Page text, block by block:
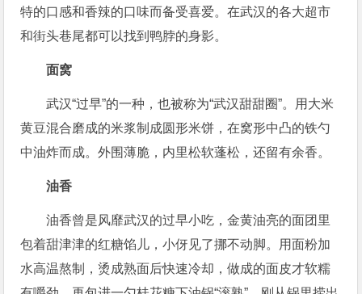
特的口感和香辣的口味而备受喜爱。在武汉的各大超市
和街头巷尾都可以找到鸭脖的身影。
面窝
武汉“过早”的一种，也被称为“武汉甜甜圈”。用大米
黄豆混合磨成的米浆制成圆形米饼，在窝形中凸的铁勺
中油炸而成。外围薄脆，内里松软蓬松，还留有余香。
油香
油香曾是风靡武汉的过早小吃，金黄油亮的面团里
包着甜津津的红糖馅儿，小伢见了挪不动脚。用面粉加
水高温熬制，烫成熟面后快速冷却，做成的面皮才软糯